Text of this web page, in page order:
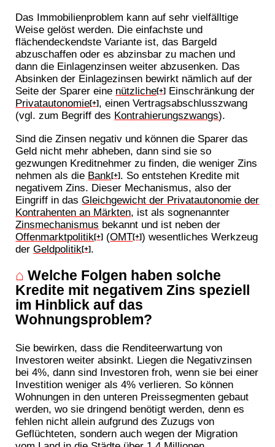
Das Immobilienproblem kann auf sehr vielfälltige
Weise gelöst werden. Die einfachste und
flächendeckendste Variante ist, das Bargeld
abzuschaffen oder es abzinsbar zu machen und
dann die Einlagenzinsen weiter abzusenken. Das
Absinken der Einlagezinsen bewirkt nämlich auf der
Seite der Sparer eine nützliche[+] Einschränkung der
Privatautonomie[+] , einen Vertragsabschlusszwang
(vgl. zum Begriff des Kontrahierungszwangs).
Sind die Zinsen negativ und können die Sparer das
Geld nicht mehr abheben, dann sind sie so
gezwungen Kreditnehmer zu finden, die weniger Zins
nehmen als die Bank[+]. So entstehen Kredite mit
negativem Zins. Dieser Mechanismus, also der
Eingriff in dasGleichgewicht der Privatautonomie der
Kontrahenten an Märkten, ist als sognenannter
Zinsmechanismus bekannt und ist neben der
Offenmarktpolitik[+] (OMT[+]) wesentliches Werkzeug
derGeldpolitik[+].
⌂ Welche Folgen haben solche
Kredite mit negativem Zins speziell
im Hinblick auf das
Wohnungsproblem?
Sie bewirken, dass die Renditeerwartung von
Investoren weiter absinkt. Liegen die Negativzinsen
bei 4%, dann sind Investoren froh, wenn sie bei einer
Investition weniger als 4% verlieren. So können
Wohnungen in den unteren Preissegmenten gebaut
werden, wo sie dringend benötigt werden, denn es
fehlen nicht allein aufgrund des Zuzugs von
Geflüchteten, sondern auch wegen der Migration